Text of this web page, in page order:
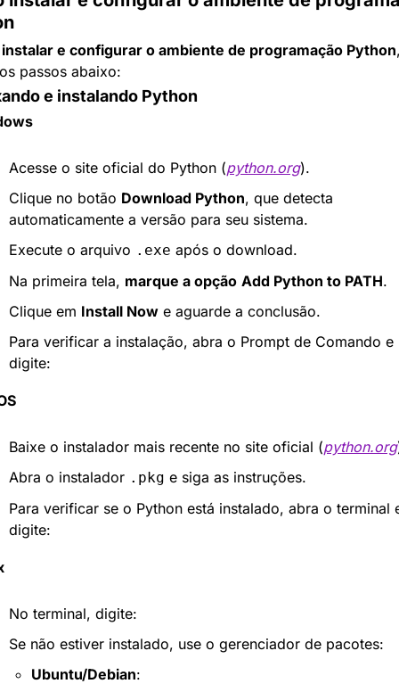
instalar e configurar o ambiente de programação Python
passos abaixo:
e instalando Python
Acesse o site oficial do Python (python.org).
Clique no botão Download Python, que detecta
automaticamente a versão para seu sistema.
Execute o arquivo .exe após o download.
Na primeira tela, marque a opção Add Python to PATH.
Clique em Install Now e aguarde a conclusão.
Para verificar a instalação, abra o Prompt de Comando e
digite:
Baixe o instalador mais recente no site oficial (python.org
Abra o instalador .pkg e siga as instruções.
Para verificar se o Python está instalado, abra o terminal
digite:
No terminal, digite:
Se não estiver instalado, use o gerenciador de pacotes:
Ubuntu/Debian: